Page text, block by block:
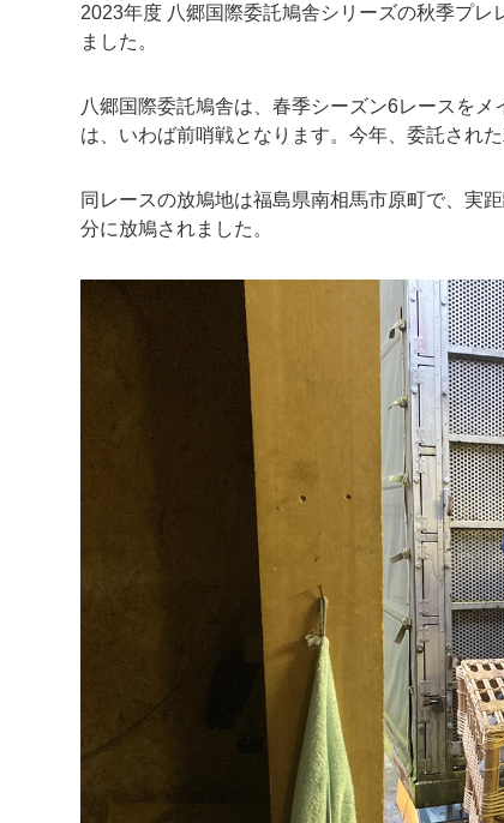
2023年度 八郷国際委託鳩舎シリーズの秋季プ
ました。
八郷国際委託鳩舎は、春季シーズン6レースを
は、いわば前哨戦となります。今年、委託され
同レースの放鳩地は福島県南相馬市原町で、実
分に放鳩されました。